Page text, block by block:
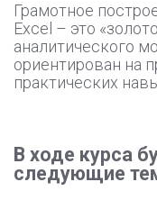
Грамотное
Excel – это
аналитического
ориентирован на
практических
В ходе курса
следующие